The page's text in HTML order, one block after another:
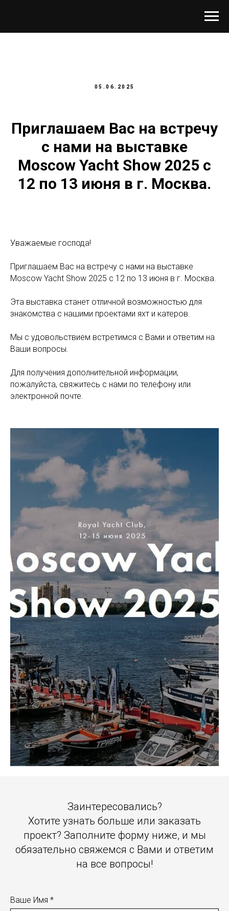
05.06.2025
Приглашаем Вас на встречу
с нами на выставке
Moscow Yacht Show 2025 c
12 по 13 июня в г. Москва.
Уважаемые господа!
Приглашаем Вас на встречу с нами на выставке
Moscow Yacht Show 2025 c 12 по 13 июня в г. Москва.
Эта выставка станет отличной возможностью для
знакомства с нашими проектами яхт и катеров.
Мы с удовольствием встретимся с Вами и ответим на
Ваши вопросы.
Для получения дополнительной информации,
пожалуйста, свяжитесь с нами по телефону или
электронной почте.
Заинтересовались?
Хотите узнать больше или заказать
проект? Заполните форму ниже, и мы
обязательно свяжемся с Вами и ответим
на все вопросы!
Ваше Имя *